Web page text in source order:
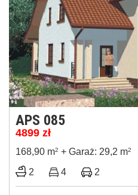
APS 085
4899 zł
168,90 m2 + Garaż: 29,2 m2
2 4 2